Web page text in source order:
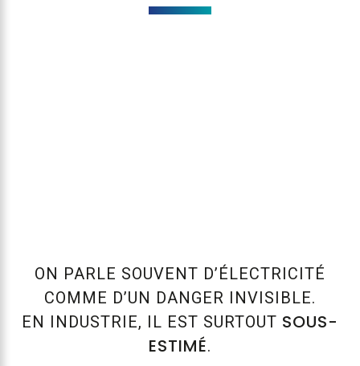
ON PARLE SOUVENT D’ÉLECTRICITÉ
COMME D’UN DANGER INVISIBLE.
EN INDUSTRIE, IL EST SURTOUT SOUS-
ESTIMÉ.